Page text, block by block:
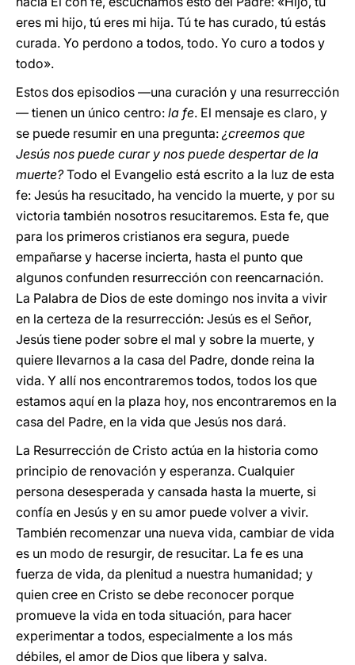
eres mi hijo, tú eres mi hija. Tú te has curado, tú estás
curada. Yo perdono a todos, todo. Yo curo a todos y
todo».
Estos dos episodios —una curación y una resurrección
— tienen un único centro: la fe. El mensaje es claro, y
se puede resumir en una pregunta: ¿creemos que
Jesús nos puede curar y nos puede despertar de la
muerte?Todo el Evangelio está escrito a la luz de esta
fe: Jesús ha resucitado, ha vencido la muerte, y por su
victoria también nosotros resucitaremos. Esta fe, que
para los primeros cristianos era segura, puede
empañarse y hacerse incierta, hasta el punto que
algunos confunden resurrección con reencarnación.
La Palabra de Dios de este domingo nos invita a vivir
en la certeza de la resurrección: Jesús es el Señor,
Jesús tiene poder sobre el mal y sobre la muerte, y
quiere llevarnos a la casa del Padre, donde reina la
vida. Y allí nos encontraremos todos, todos los que
estamos aquí en la plaza hoy, nos encontraremos en la
casa del Padre, en la vida que Jesús nos dará.
La Resurrección de Cristo actúa en la historia como
principio de renovación y esperanza. Cualquier
persona desesperada y cansada hasta la muerte, si
confía en Jesús y en su amor puede volver a vivir.
También recomenzar una nueva vida, cambiar de vida
es un modo de resurgir, de resucitar. La fe es una
fuerza de vida, da plenitud a nuestra humanidad; y
quien cree en Cristo se debe reconocer porque
promueve la vida en toda situación, para hacer
experimentar a todos, especialmente a los más
débiles, el amor de Dios que libera y salva.